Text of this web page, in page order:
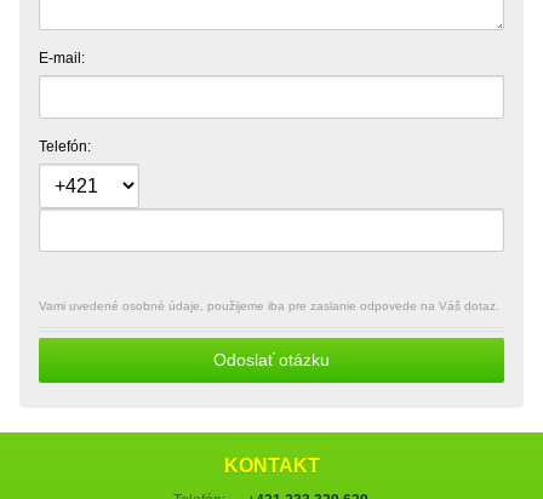
E-mail:
Telefón:
Vami uvedené osobné údaje, použijeme iba pre zaslanie odpovede na Váš dotaz.
Odoslať otázku
KONTAKT